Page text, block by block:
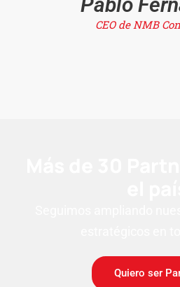
CEO de NMB
Quiero ser